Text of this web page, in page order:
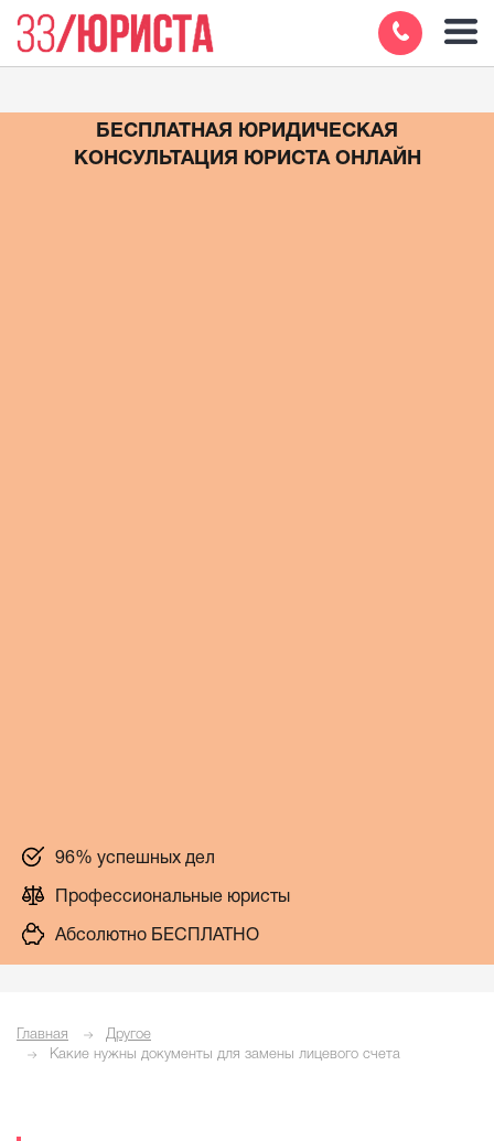
БЕСПЛАТНАЯ ЮРИДИЧЕСКАЯ
КОНСУЛЬТАЦИЯ ЮРИСТА ОНЛАЙН
96% успешных дел
Профессиональные юристы
Абсолютно БЕСПЛАТНО
Главная
Другое
Какие нужны документы для замены лицевого счета